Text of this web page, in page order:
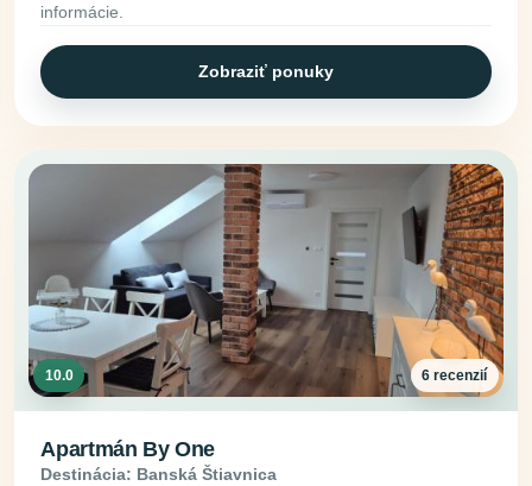
informácie.
Zobraziť ponuky
10.0 6 recenzií
Apartmán By One
Destinácia: Banská Štiavnica